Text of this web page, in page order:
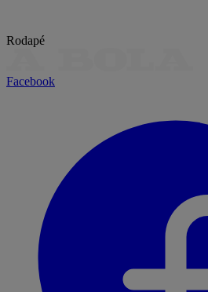
Rodapé
Facebook